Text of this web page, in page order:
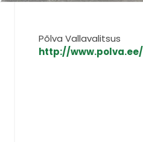
Põlva Vallavalitsus
http://www.polva.ee/